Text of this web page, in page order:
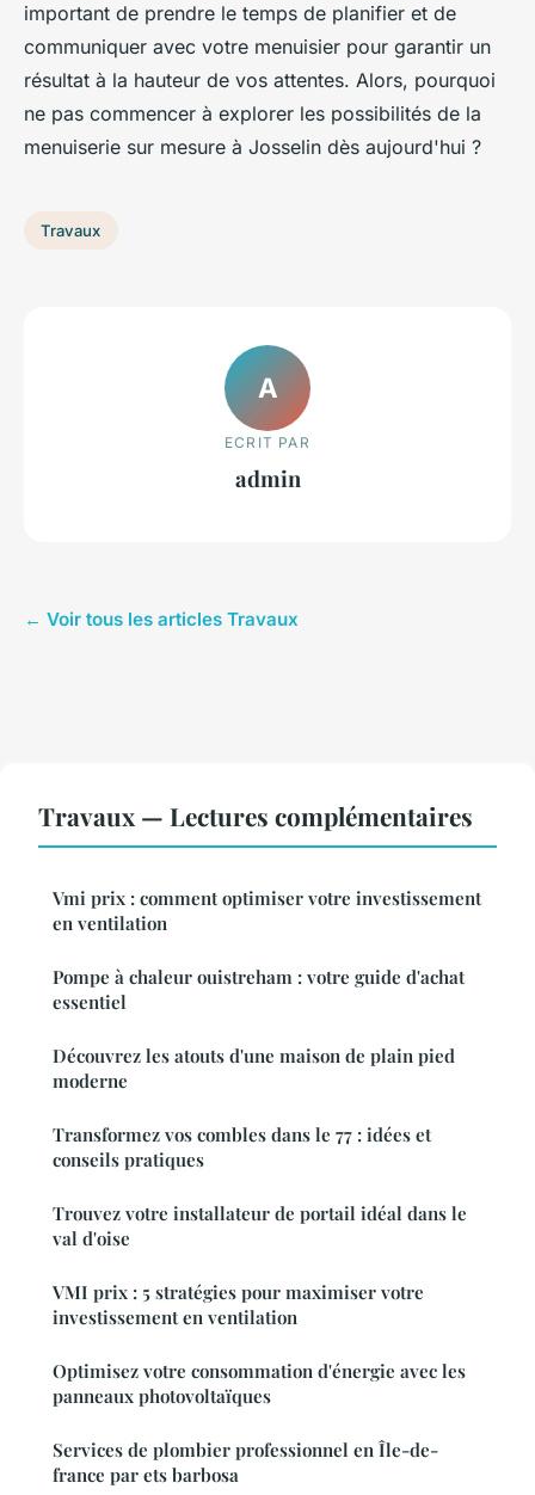
important de prendre le temps de planifier et de
communiquer avec votre menuisier pour garantir un
résultat à la hauteur de vos attentes. Alors, pourquoi
ne pas commencer à explorer les possibilités de la
menuiserie sur mesure à Josselin dès aujourd'hui ?
Travaux
A
ECRIT PAR
admin
← Voir tous les articles Travaux
Travaux — Lectures complémentaires
Vmi prix : comment optimiser votre investissement
en ventilation
Pompe à chaleur ouistreham : votre guide d'achat
essentiel
Découvrez les atouts d'une maison de plain pied
moderne
Transformez vos combles dans le 77 : idées et
conseils pratiques
Trouvez votre installateur de portail idéal dans le
val d'oise
VMI prix : 5 stratégies pour maximiser votre
investissement en ventilation
Optimisez votre consommation d'énergie avec les
panneaux photovoltaïques
Services de plombier professionnel en Île-de-
france par ets barbosa